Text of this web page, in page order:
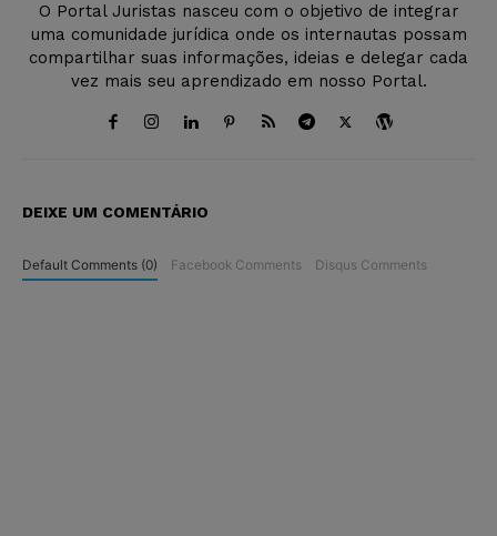
O Portal Juristas nasceu com o objetivo de integrar
uma comunidade jurídica onde os internautas possam
compartilhar suas informações, ideias e delegar cada
vez mais seu aprendizado em nosso Portal.
DEIXE UM COMENTÁRIO
Default Comments (0) Facebook Comments Disqus Comments